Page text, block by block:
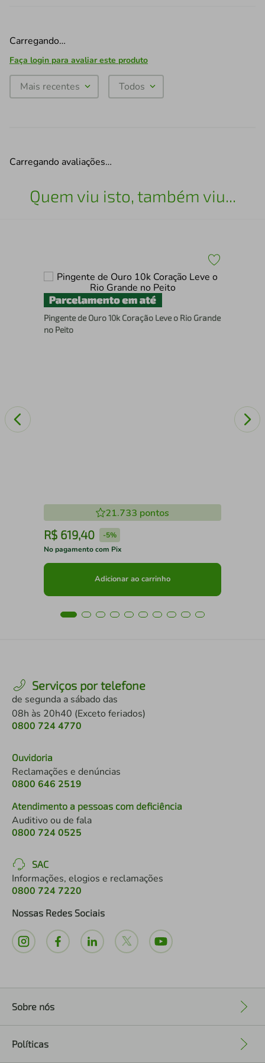
Carregando…
Faça login para avaliar este produto
Mais recentes Todos
Carregando avaliações…
Quem viu isto, também viu...
Pingente de Ouro 10k Coração Leve o Rio Grande
no Peito
21.733 pontos
R$ 619,40 -5%
No pagamento com Pix
Adicionar ao carrinho
Serviços por telefone
de segunda a sábado das
08h às 20h40 (Exceto feriados)
0800 724 4770
Ouvidoria
Reclamações e denúncias
0800 646 2519
Atendimento a pessoas com deficiência
Auditivo ou de fala
0800 724 0525
SAC
Informações, elogios e reclamações
0800 724 7220
Nossas Redes Sociais
Sobre nós
Políticas